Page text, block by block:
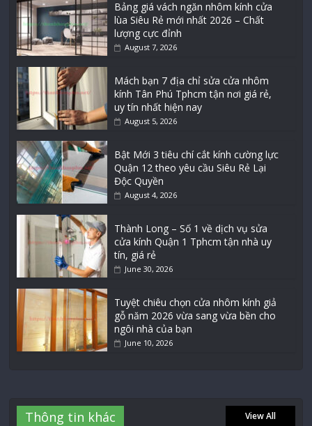
Bảng giá vách ngăn nhôm kính cửa
lùa Siêu Rẻ mới nhất 2026 – Chất
lượng cực đỉnh
August 7, 2026
Mách bạn 7 địa chỉ sửa cửa nhôm
kính Tân Phú Tphcm tận nơi giá rẻ,
uy tín nhất hiện nay
August 5, 2026
Bật Mới 3 tiêu chí cắt kính cường lực
Quận 12 theo yêu cầu Siêu Rẻ Lại
Độc Quyền
August 4, 2026
Thành Long – Số 1 về dịch vụ sửa
cửa kính Quận 1 Tphcm tận nhà uy
tín, giá rẻ
June 30, 2026
Tuyệt chiêu chọn cửa nhôm kính giả
gỗ năm 2026 vừa sang vừa bền cho
ngôi nhà của bạn
June 10, 2026
Thông tin khác View All